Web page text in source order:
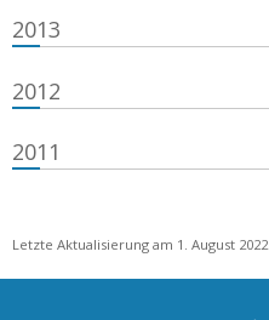
2013
2012
2011
Letzte Aktualisierung am 1. August 2022